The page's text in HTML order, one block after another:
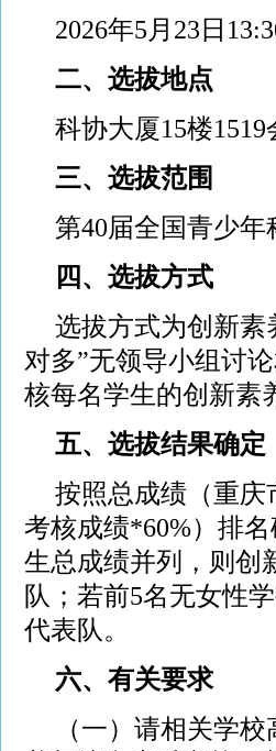
2026年5月23日
二、选拔地点
科协大厦15楼
三、选拔范围
第40届全国青少
四、选拔方式
选拔方式为创新素
对多”无领导小组讨
核每名学生的创新素
五、选拔结果确定
按照总成绩（重庆
考核成绩*60%）排
生总成绩并列，则创
队；若前5名无女性
代表队。
六、有关要求
（一）请相关学